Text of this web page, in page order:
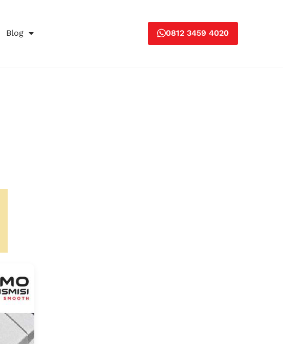
Blog 0812 3459 4020